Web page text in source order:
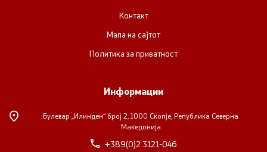
Контакт
Мапа на сајтот
Политика за приватност
Информации
Булевар „Илинден“ број 2, 1000 Скопје, Република Северна
Македонија
+389(0)2 3121-046